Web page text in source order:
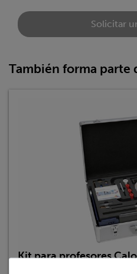
Solicitar
También forma parte
Kit para profesores